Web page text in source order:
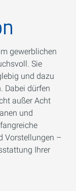
gewerblichen
Sie
und dazu
Dabei dürfen
außer Acht
und
Vorstellungen –
Ihrer